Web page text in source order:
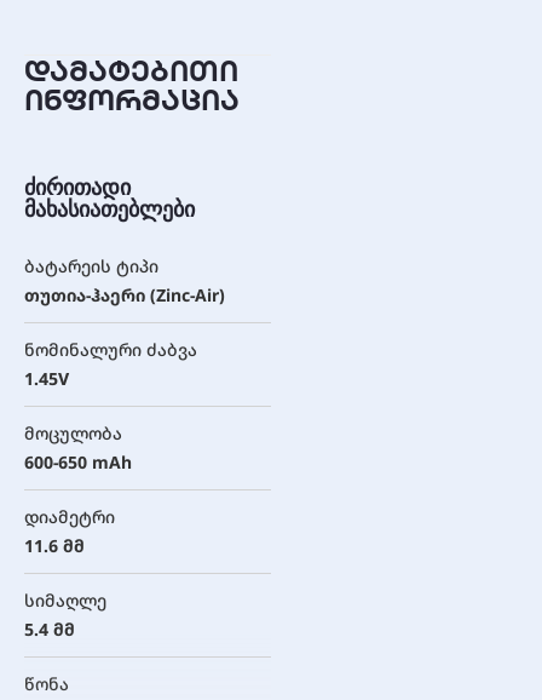
დამატებითი
ინფორმაცია
ძირითადი
მახასიათებლები
ბატარეის ტიპი
თუთია-ჰაერი (Zinc-Air)
ნომინალური ძაბვა
1.45V
მოცულობა
600-650 mAh
დიამეტრი
11.6 მმ
სიმაღლე
5.4 მმ
წონა